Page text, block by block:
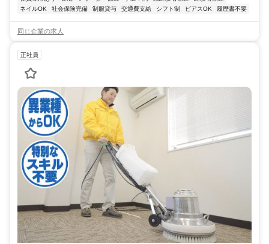
ネイルOK
社会保険完備 制服貸与 交通費支給 シフト制 ピアスOK 履歴書不要
同じ企業の求人
正社員